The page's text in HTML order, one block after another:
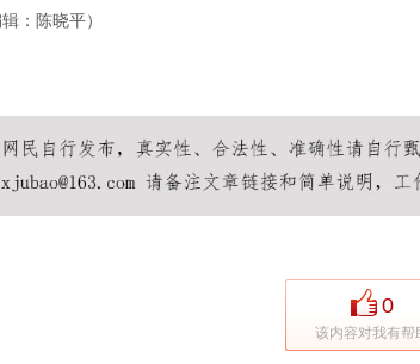
：陈晓平）
0
该内容对我有帮